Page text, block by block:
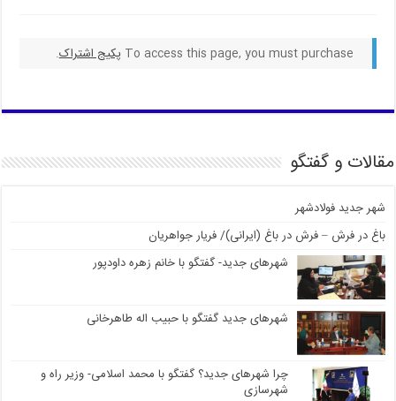
To access this page, you must purchase پکیج اشتراک.
مقالات و گفتگو
شهر جدید فولادشهر
باغ در فرش – فرش در باغ (ایرانی)/ فریار جواهریان
شهرهای جدید- گفتگو با خانم زهره داودپور
شهرهای جدید گفتگو با حبیب اله طاهرخانی
چرا شهرهای جدید؟ گفتگو با محمد اسلامی- وزیر راه و
شهرسازی